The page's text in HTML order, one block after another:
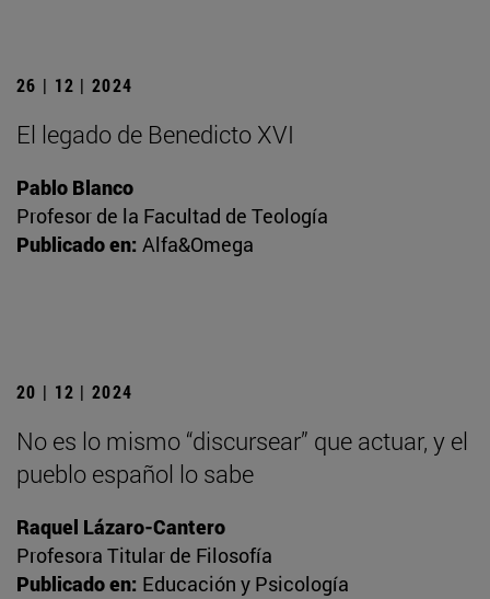
26 | 12 | 2024
El legado de Benedicto XVI
Pablo Blanco
Profesor de la Facultad de Teología
Publicado en: Alfa&Omega
20 | 12 | 2024
No es lo mismo “discursear” que actuar, y el
pueblo español lo sabe
Raquel Lázaro-Cantero
Profesora Titular de Filosofía
Publicado en: Educación y Psicología